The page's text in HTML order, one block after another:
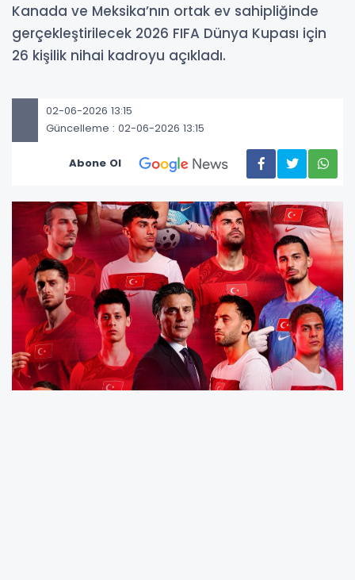
Kanada ve Meksika’nın ortak ev sahipliğinde
gerçekleştirilecek 2026 FIFA Dünya Kupası için
26 kişilik nihai kadroyu açıkladı.
02-06-2026 13:15
Güncelleme : 02-06-2026 13:15
Abone Ol